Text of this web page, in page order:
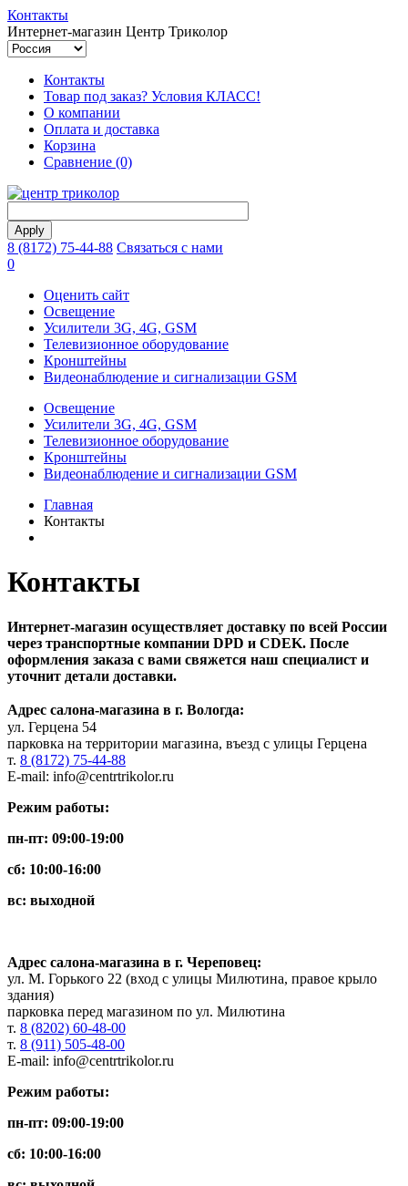
Контакты
Интернет-магазин Центр Триколор
Контакты
Товар под заказ? Условия КЛАСС!
О компании
Оплата и доставка
Корзина
Сравнение (0)
8 (8172) 75-44-88 Связаться с нами
0
Оценить сайт
Освещение
Усилители 3G, 4G, GSM
Телевизионное оборудование
Кронштейны
Видеонаблюдение и сигнализации GSM
Освещение
Усилители 3G, 4G, GSM
Телевизионное оборудование
Кронштейны
Видеонаблюдение и сигнализации GSM
Главная
Контакты
Контакты
Интернет-магазин осуществляет доставку по всей России
через транспортные компании DPD и CDEK. После
оформления заказа с вами свяжется наш специалист и
уточнит детали доставки.
Адрес салона-магазина в г. Вологда:
ул. Герцена 54
парковка на территории магазина, въезд с улицы Герцена
т. 8 (8172) 75-44-88
E-mail: info@centrtrikolor.ru
Режим работы:
пн-пт: 09:00-19:00
сб: 10:00-16:00
вс: выходной
Адрес салона-магазина в г. Череповец:
ул. М. Горького 22 (вход с улицы Милютина, правое крыло
здания)
парковка перед магазином по ул. Милютина
т. 8 (8202) 60-48-00
т. 8 (911) 505-48-00
E-mail: info@centrtrikolor.ru
Режим работы:
пн-пт: 09:00-19:00
сб: 10:00-16:00